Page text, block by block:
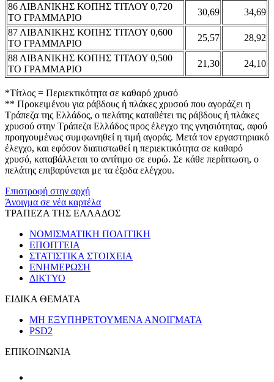
86 ΛΙΒΑΝΙΚΗΣ ΚΟΠΗΣ ΤΙΤΛΟΥ 0,720
ΤΟ ΓΡΑΜΜΑΡΙΟ
30,69
34,69
87 ΛΙΒΑΝΙΚΗΣ ΚΟΠΗΣ ΤΙΤΛΟΥ 0,600
ΤΟ ΓΡΑΜΜΑΡΙΟ
25,57
28,92
88 ΛΙΒΑΝΙΚΗΣ ΚΟΠΗΣ ΤΙΤΛΟΥ 0,500
ΤΟ ΓΡΑΜΜΑΡΙΟ
21,30 24,10
*Τίτλος = Περιεκτικότητα σε καθαρό χρυσό
** Προκειμένου για ράβδους ή πλάκες χρυσού που αγοράζει η
Τράπεζα της Ελλάδος, ο πελάτης καταθέτει τις ράβδους ή πλάκες
χρυσού στην Τράπεζα Ελλάδος προς έλεγχο της γνησιότητας, αφού
προηγουμένως συμφωνηθεί η τιμή αγοράς. Μετά τον εργαστηριακό
έλεγχο, και εφόσον διαπιστωθεί η περιεκτικότητα σε καθαρό
χρυσό, καταβάλλεται το αντίτιμο σε ευρώ. Σε κάθε περίπτωση, ο
πελάτης επιβαρύνεται με τα έξοδα ελέγχου.
Επιστροφή στην αρχή
Άνοιγμα σε νέα καρτέλα
ΤΡΑΠΕΖΑ ΤΗΣ ΕΛΛΑΔΟΣ
ΝΟΜΙΣΜΑΤΙΚΗ ΠΟΛΙΤΙΚΗ
ΕΠΟΠΤΕΙΑ
ΣΤΑΤΙΣΤΙΚΑ ΣΤΟΙΧΕΙΑ
ΕΝΗΜΕΡΩΣΗ
ΔΙΚΤΥΟ
ΕΙΔΙΚΑ ΘΕΜΑΤΑ
ΜΗ ΕΞΥΠΗΡΕΤΟΥΜΕΝΑ ΑΝΟΙΓΜΑΤΑ
PSD2
ΕΠΙΚΟΙΝΩΝΙΑ